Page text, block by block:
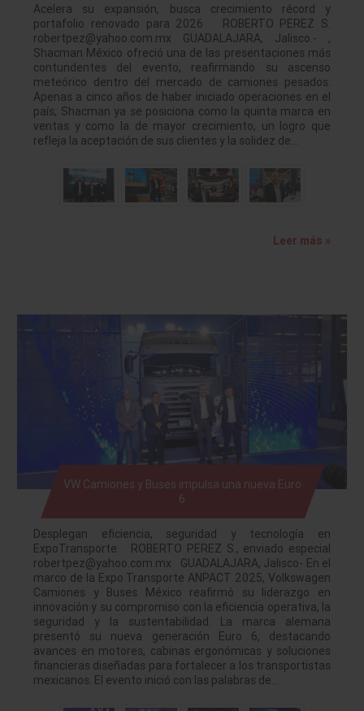
Acelera su expansión, busca crecimiento récord y
portafolio renovado para 2026 ROBERTO PEREZ S.
robertpez@yahoo.com.mx GUADALAJARA, Jalisco.- ,
Shacman México ofreció una de las presentaciones más
contundentes del evento, reafirmando su ascenso
meteórico dentro del mercado de camiones pesados.
Apenas a cinco años de haber iniciado operaciones en el
país, Shacman ya se posiciona como la quinta marca en
ventas y como la de mayor crecimiento, un logro que
refleja la aceptación de sus clientes y la solidez de…
Leer más »
VW Camiones y Buses impulsa una nueva Euro
6
Desplegan eficiencia, seguridad y tecnología en
ExpoTransporte ROBERTO PEREZ S., enviado especial
robertpez@yahoo.com.mx GUADALAJARA, Jalisco- En el
marco de la Expo Transporte ANPACT 2025, Volkswagen
Camiones y Buses México reafirmó su liderazgo en
innovación y su compromiso con la eficiencia operativa, la
seguridad y la sustentabilidad. La marca alemana
presentó su nueva generación Euro 6, destacando
avances en motores, cabinas ergonómicas y soluciones
financieras diseñadas para fortalecer a los transportistas
mexicanos. El evento inició con las palabras de…